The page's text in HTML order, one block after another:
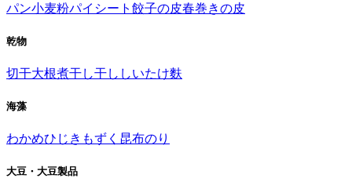
パン小麦粉パイシート 餃子の皮春巻きの皮
乾物
切干大根煮干し干ししいたけ麩
海藻
わかめひじき もずく 昆布のり
大豆・大豆製品